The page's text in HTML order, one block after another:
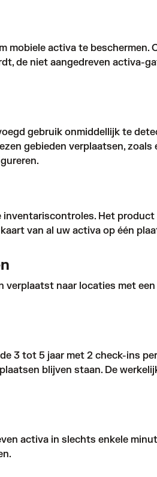
mobiele activa te beschermen.
de niet aangedreven activa-
gebruik onmiddellijk te
gebieden verplaatsen,
inventariscontroles. Het
van al uw activa op één
naar locaties met
3 tot 5 jaar met 2 check-ins
blijven staan. De
activa in slechts enkele